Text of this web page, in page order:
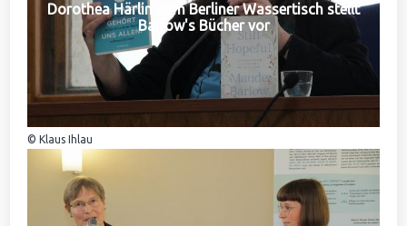
Dorothea Härlin vom Berliner Wassertisch stellt
Barlow's Bücher vor
© Klaus Ihlau